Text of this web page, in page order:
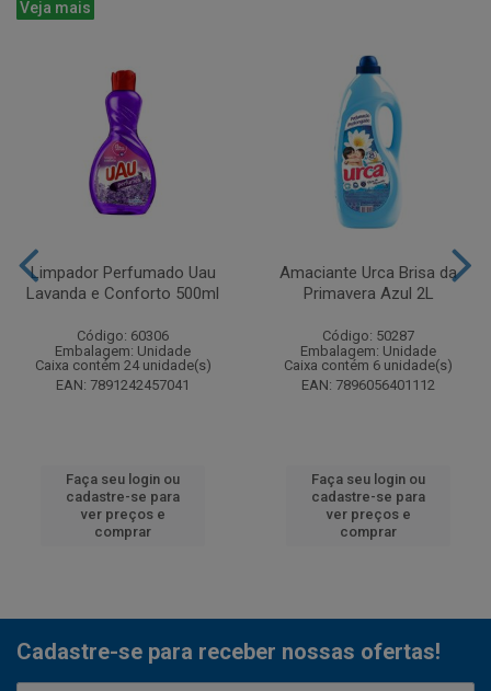
Veja mais
Limpador Perfumado Uau
Lavanda e Conforto 500ml
Código: 60306
Embalagem: Unidade
Caixa contém 24 unidade(s)
EAN: 7891242457041
Faça seu login ou
cadastre-se para
ver preços e
comprar
Amaciante Urca Brisa da
Primavera Azul 2L
Código: 50287
Embalagem: Unidade
Caixa contém 6 unidade(s)
EAN: 7896056401112
Faça seu login ou
cadastre-se para
ver preços e
comprar
Cadastre-se para receber nossas ofertas!